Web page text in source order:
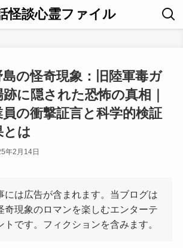
怪談心霊ファイル
島の怪奇現象：旧陸軍毒ガ
に隠された恐怖の真相｜
員の衝撃証言と科学的検証
とは
年2月14日
には広告が含まれます。当ブログは
奇現象のロマンを楽しむエンターテ
トです。フィクションを含みます。